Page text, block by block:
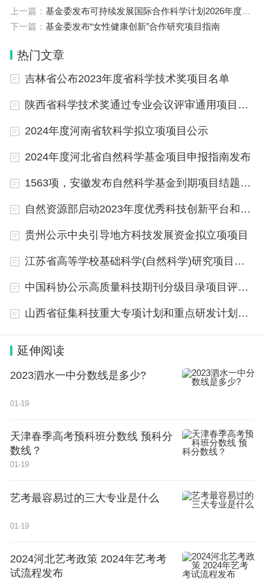
上一篇： 基金委发布可持续发展国际合作科学计划2026年度项目指南
下一篇： 基金委发布“女性健康创新”合作研究项目指南
热门文章
吉林省公布2023年度省科学技术奖项目名单
陕西省科学技术奖通过专业会议评审通用项目公布
2024年度河南省软科学拟立项项目公示
2024年度河北省自然科学基金项目申报指南发布
1563项，安徽发布自然科学基金到期项目结题通知
自然资源部启动2023年度优秀科技创新平台和优秀青年科技人才推荐工作
贵州公示中央引导地方科技发展资金拟立项项目
江苏省高等学校基础科学(自然科学)研究项目拟立项名单公示
中国科协公示高质量科技期刊分级目录项目评审结果
山西省征集科技重大专项计划和重点研发计划项目建议
延伸阅读
2023泗水一中分数线是多少?
01-19
天津春季高考预科班分数线 预科分
数线？
01-19
艺考最容易过的三大专业是什么
01-19
2024河北艺考政策 2024年艺考考
试流程发布